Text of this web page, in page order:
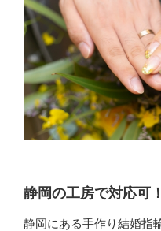
静岡の工房で対応可
静岡にある手作り結婚指